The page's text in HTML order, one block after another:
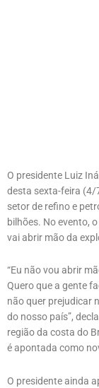
O presidente Luiz
desta sexta-feira (4/
setor de refino e
bilhões. No evento,
vai abrir mão da
“Eu não vou abrir
Quero que a gente
não quer prejudicar
do nosso país”,
região da costa do
é apontada como
O presidente ainda